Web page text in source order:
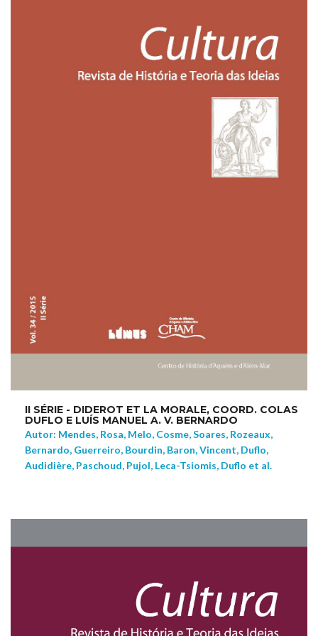
II SÉRIE - DIDEROT ET LA MORALE, COORD. COLAS
DUFLO E LUÍS MANUEL A. V. BERNARDO
Autor: Mendes, Rosa, Melo, Cosme, Soares, Rozeaux,
Bernardo, Guerreiro, Bourdin, Baron, Vincent, Duflo,
Audidière, Paschoud, Pujol, Leca-Tsiomis, Duflo et al.